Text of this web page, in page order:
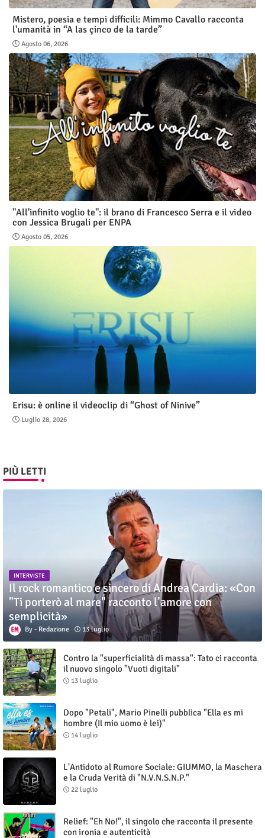
Mistero, poesia e tempi difficili: Mimmo Cavallo racconta
l'umanità in “A las çinco de la tarde”
Agosto 06, 2026
"All'infinito voglio te": il brano di Francesco Serra e il video
con Jessica Brugali per ENPA
Agosto 05, 2026
Erisu: è online il videoclip di “Ghost of Ninive”
Luglio 28, 2026
PIÙ LETTI
INTERVISTE
Il rock romantico e sincero di Andrea Cardia: «Con
"Ti porterò al mare" racconto l’amore con
semplicità»
Redazione 13 luglio
Contro la "superficialità di massa": Tato ci racconta
il nuovo singolo "Vuoti digitali"
13 luglio
Dopo "Petali", Mario Pinelli pubblica "Ella es mi
hombre (Il mio uomo è lei)"
14 luglio
L'Antidoto al Rumore Sociale: GIUMMO, la Maschera
e la Cruda Verità di "N.V.N.S.N.P."
22 luglio
Relief: "Eh No!", il singolo che racconta il presente
con ironia e autenticità